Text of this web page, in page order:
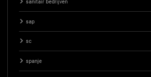
sanitair bedrijven
sap
sc
spanje